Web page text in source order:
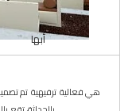
أبها
هي فعالية ترفيهية تم